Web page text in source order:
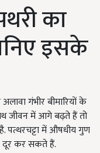
का
इसके
गंभीर बीमारियों के
जीवन में आगे बढ़ते हैं तो
पत्थरचट्टा में औषधीय गुण
दूर कर सकते हैं.